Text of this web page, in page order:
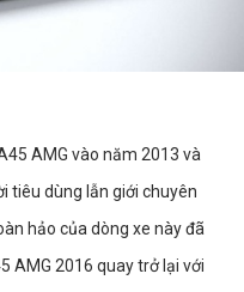
AMG vào năm 2013 và
tiêu dùng lẫn giới chuyên
hảo của dòng xe này đã
AMG 2016 quay trở lại với